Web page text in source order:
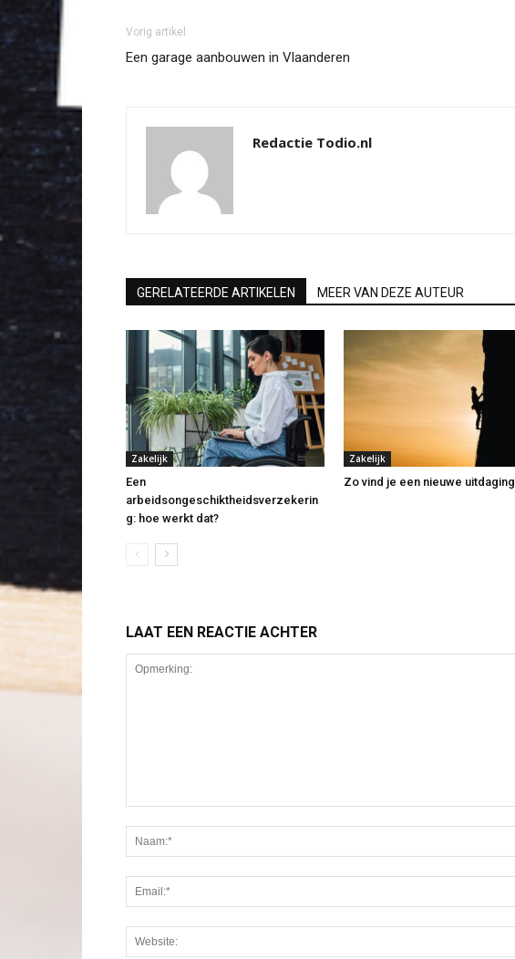
Vorig artikel
Een garage aanbouwen in Vlaanderen
Redactie Todio.nl
GERELATEERDE ARTIKELEN MEER VAN DEZE AUTEUR
Zakelijk
Een
arbeidsongeschiktheidsverzekerin
g: hoe werkt dat?
Zakelijk
Zo vind je een nieuwe uitdaging
LAAT EEN REACTIE ACHTER